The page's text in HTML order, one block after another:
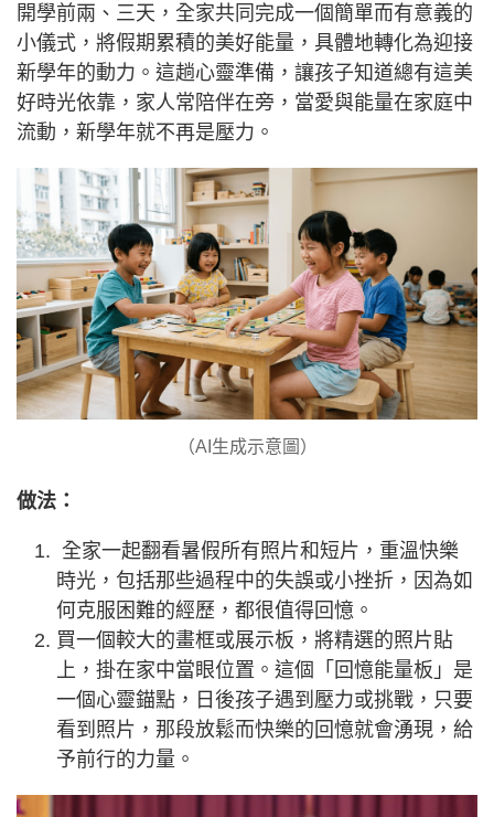
開學前兩、三天，全家共同完成一個簡單而有意義的
小儀式，將假期累積的美好能量，具體地轉化為迎接
新學年的動力。這趟心靈準備，讓孩子知道總有這美
好時光依靠，家人常陪伴在旁，當愛與能量在家庭中
流動，新學年就不再是壓力。
（AI生成示意圖）
做法：
全家一起翻看暑假所有照片和短片，重溫快樂
時光，包括那些過程中的失誤或小挫折，因為如
何克服困難的經歷，都很值得回憶。
買一個較大的畫框或展示板，將精選的照片貼
上，掛在家中當眼位置。這個「回憶能量板」是
一個心靈錨點，日後孩子遇到壓力或挑戰，只要
看到照片，那段放鬆而快樂的回憶就會湧現，給
予前行的力量。